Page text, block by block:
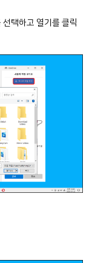
택하고 열기를 클릭